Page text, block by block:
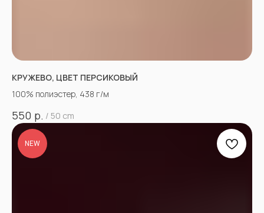
КРУЖЕВО, ЦВЕТ ПЕРСИКОВЫЙ
100% полиэстер, 438 г/м
550 р. / 50 cm
NEW